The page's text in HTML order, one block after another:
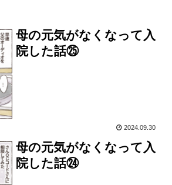
母の元気がなくなって入
院した話㉕
2024.09.30
母の元気がなくなって入
院した話㉔